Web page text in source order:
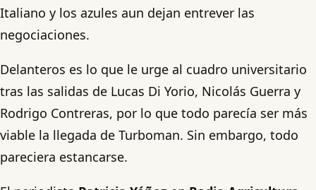
Italiano y los azules aun dejan entrever las
negociaciones.
Delanteros es lo que le urge al cuadro universitario
tras las salidas de Lucas Di Yorio, Nicolás Guerra y
Rodrigo Contreras, por lo que todo parecía ser más
viable la llegada de Turboman. Sin embargo, todo
pareciera estancarse.